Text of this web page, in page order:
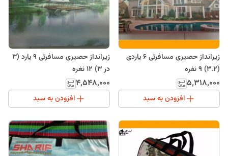
زیرانداز حصیری مسافرتی 6 یاردی
(3.2) 9 نفره
۵٬۳۱۸٬۰۰۰
افزودن به سبد
زیرانداز حصیری مسافرتی 9 یارد (3
در 3) 12 نغره
۴٬۵۴۸٬۰۰۰
افزودن به سبد